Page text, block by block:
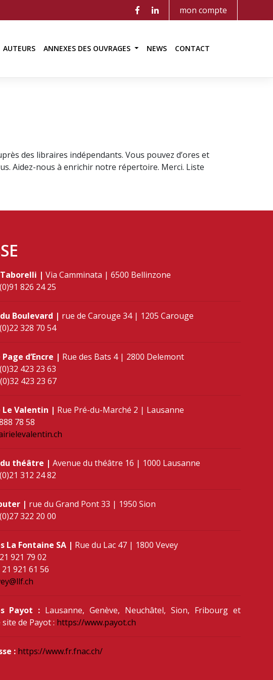
mon compte
AUTEURS ANNEXES DES OUVRAGES NEWS CONTACT
des libraires indépendants. Vous pouvez d’ores et
Aidez-nous à enrichir notre répertoire. Merci. Liste
| Via Camminata | 6500 Bellinzone
826 24 25
Boulevard | rue de Carouge 34 | 1205 Carouge
328 70 54
d’Encre | Rue des Bats 4 | 2800 Delemont
423 23 63
423 23 67
Valentin | Rue Pré-du-Marché 2 | Lausanne
78 58
théâtre | Avenue du théâtre 16 | 1000 Lausanne
312 24 82
| rue du Grand Pont 33 | 1950 Sion
322 20 00
La Fontaine SA | Rue du Lac 47 | 1800 Vevey
921 79 02
921 61 56
Payot : Lausanne, Genève, Neuchâtel, Sion, Fribourg et
de Payot : https://www.payot.ch
: https://www.fr.fnac.ch/